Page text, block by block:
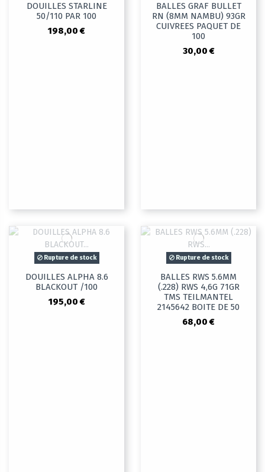
DOUILLES STARLINE
50/110 PAR 100
198,00 €
BALLES GRAF BULLET
RN (8MM NAMBU) 93GR
CUIVREES PAQUET DE
100
30,00 €
Rupture de stock
DOUILLES ALPHA 8.6
BLACKOUT /100
195,00 €
Rupture de stock
BALLES RWS 5.6MM
(.228) RWS 4,6G 71GR
TMS TEILMANTEL
2145642 BOITE DE 50
68,00 €